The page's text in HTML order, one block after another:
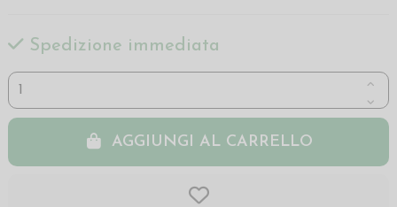
Spedizione immediata
AGGIUNGI AL CARRELLO